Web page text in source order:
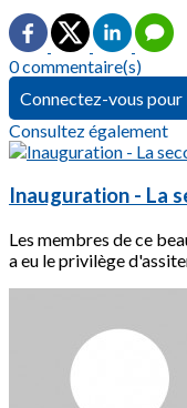
0 commentaire(s)
Connectez-vous
Consultez également
Inauguration - La
Les membres de ce
a eu le privilège